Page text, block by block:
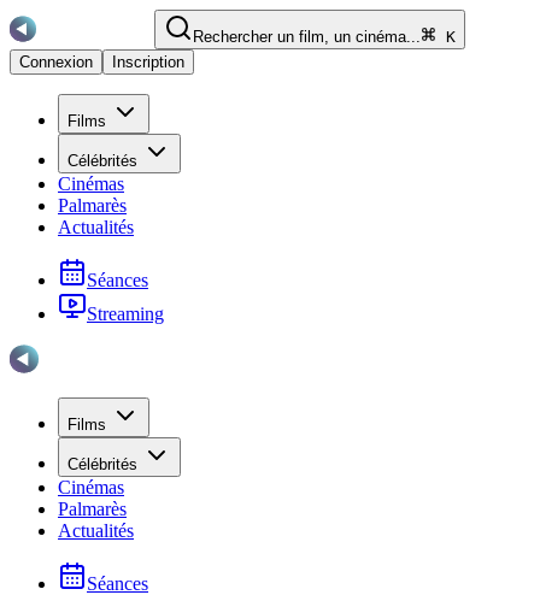
Rechercher un film, un cinéma...
K
Connexion
Inscription
Films
Célébrités
Cinémas
Palmarès
Actualités
Séances
Streaming
Films
Célébrités
Cinémas
Palmarès
Actualités
Séances